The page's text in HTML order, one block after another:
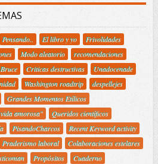
Pensando.. El libro y yo
Frivolidades
Modo aleatorio
recomendaciones
Bruce Criticas destructivas
Unadocenade
Washington roadtrip
despellejes
Grandes Momentos Etílicos
amorosa"
Queridos científicos
PisandoCharcos
Recent Keyword activity
Praderismo laboral
Colaboraciones estelares
Propósitos
Cuaderno